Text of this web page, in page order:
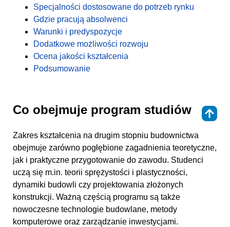
Specjalności dostosowane do potrzeb rynku
Gdzie pracują absolwenci
Warunki i predyspozycje
Dodatkowe możliwości rozwoju
Ocena jakości kształcenia
Podsumowanie
Co obejmuje program studiów
Zakres kształcenia na drugim stopniu budownictwa
obejmuje zarówno pogłębione zagadnienia teoretyczne,
jak i praktyczne przygotowanie do zawodu. Studenci
uczą się m.in. teorii sprężystości i plastyczności,
dynamiki budowli czy projektowania złożonych
konstrukcji. Ważną częścią programu są także
nowoczesne technologie budowlane, metody
komputerowe oraz zarządzanie inwestycjami.